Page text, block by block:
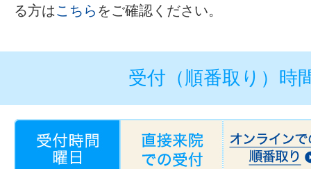
る方はこちら をご確認ください。
受付（順番取り）時